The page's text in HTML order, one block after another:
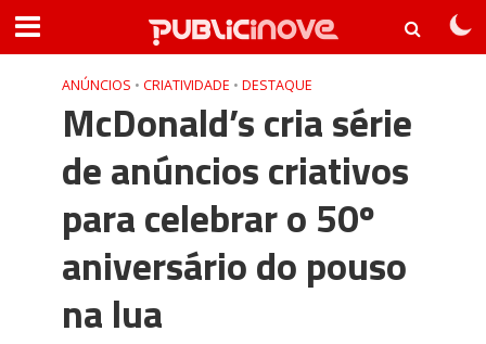
ANÚNCIOS • CRIATIVIDADE • DESTAQUE
McDonald’s cria série
de anúncios criativos
para celebrar o 50º
aniversário do pouso
na lua